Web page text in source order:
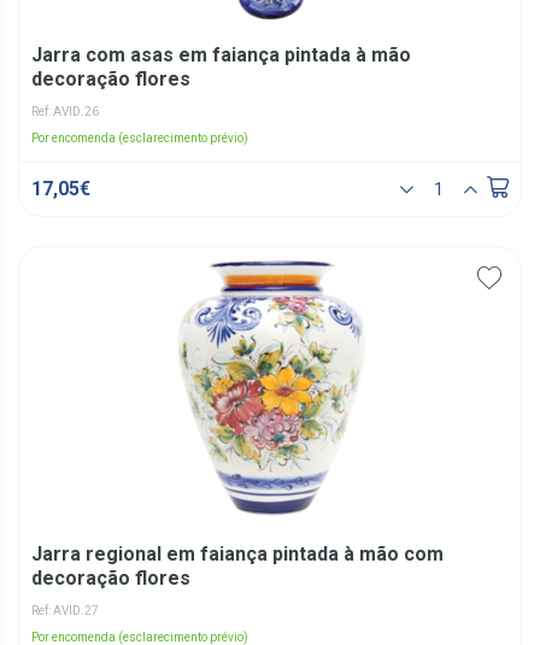
Jarra com asas em faiança pintada à mão
decoração flores
Ref: AVID.26
Por encomenda (esclarecimento prévio)
17,05€
Jarra regional em faiança pintada à mão com
decoração flores
Ref: AVID.27
Por encomenda (esclarecimento prévio)